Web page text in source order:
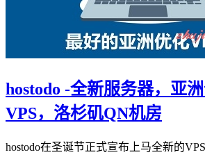
hostodo -全新服务器，亚
VPS，洛杉矶QN机房
hostodo在圣诞节正式宣布上马全新的